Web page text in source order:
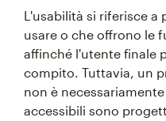
L'usabilità si riferisce
usare o che offrono le
affinché l'utente finale
compito. Tuttavia, un
non è
accessibili sono